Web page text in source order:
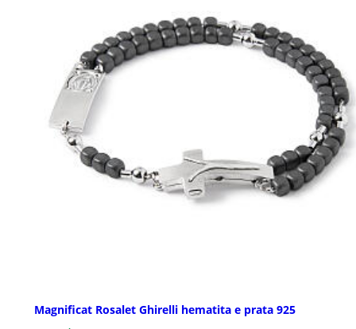
Magnificat Rosalet Ghirelli hematita e prata 925